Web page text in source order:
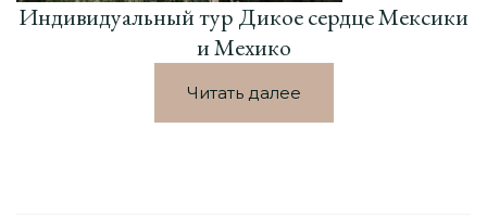
Индивидуальный тур Дикое сердце Мексики
и Мехико
Читать далее